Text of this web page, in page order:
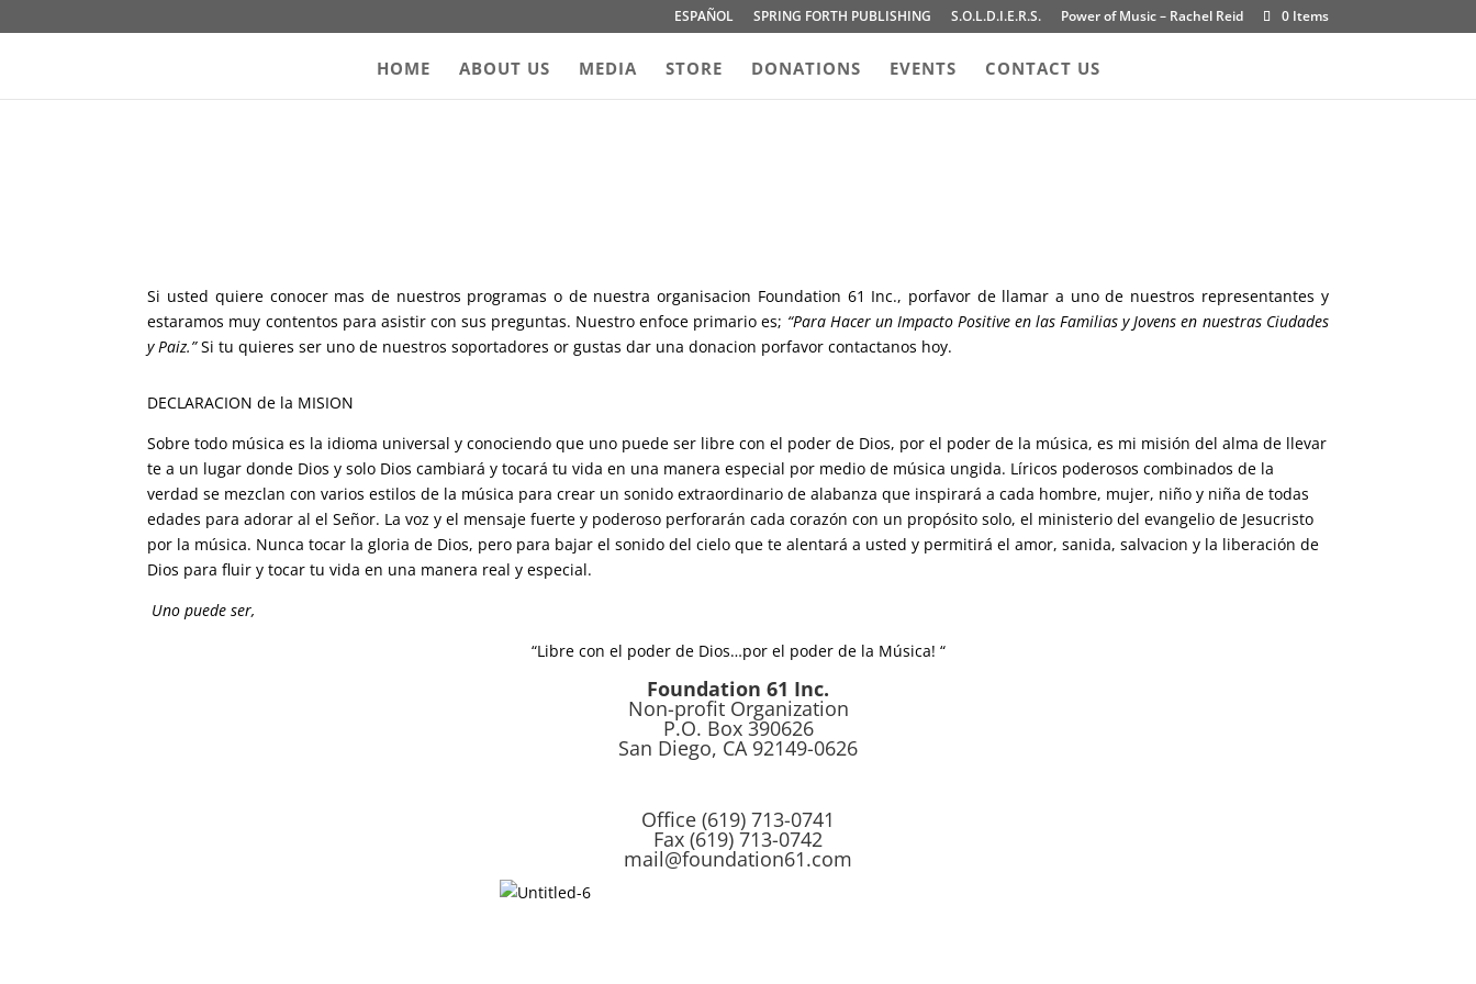
ESPAÑOL SPRING FORTH PUBLISHING S.O.L.D.I.E.R.S. Power of Music – Rachel Reid 0 Items
HOME ABOUT US MEDIA STORE DONATIONS EVENTS CONTACT US
Si usted quiere conocer mas de nuestros programas o de nuestra organisacion Foundation 61 Inc., porfavor de llamar a uno de nuestros representantes y
estaramos muy contentos para asistir con sus preguntas. Nuestro enfoce primario es; “Para Hacer un Impacto Positive en las Familias y Jovens en nuestras Ciudades
y Paiz.”Si tu quieres ser uno de nuestros soportadores or gustas dar una donacion porfavor contactanos hoy.
DECLARACION de la MISION
Sobre todo música es la idioma universal y conociendo que uno puede ser libre con el poder de Dios, por el poder de la música, es mi misión del alma de llevar
te a un lugar donde Dios y solo Dios cambiará y tocará tu vida en una manera especial por medio de música ungida. Líricos poderosos combinados de la
verdad se mezclan con varios estilos de la música para crear un sonido extraordinario de alabanza que inspirará a cada hombre, mujer, niño y niña de todas
edades para adorar al el Señor. La voz y el mensaje fuerte y poderoso perforarán cada corazón con un propósito solo, el ministerio del evangelio de Jesucristo
por la música. Nunca tocar la gloria de Dios, pero para bajar el sonido del cielo que te alentará a usted y permitirá el amor, sanida, salvacion y la liberación de
Dios para fluir y tocar tu vida en una manera real y especial.
Uno puede ser,
“Libre con el poder de Dios…por el poder de la Música! “
Foundation 61 Inc.
Non-profit Organization
P.O. Box 390626
San Diego, CA 92149-0626
Office (619) 713-0741
Fax (619) 713-0742
mail@foundation61.com